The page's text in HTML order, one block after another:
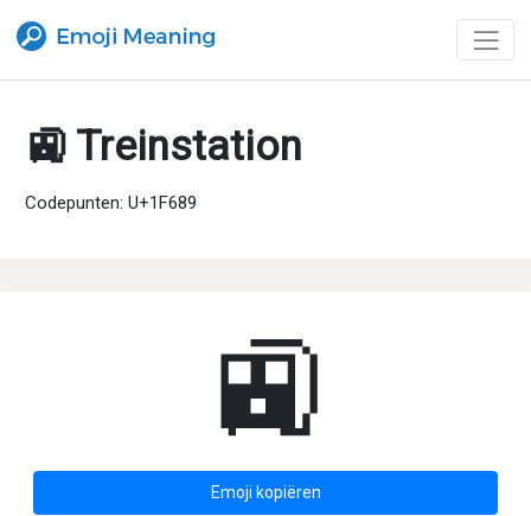
🚉 Treinstation
Codepunten: U+1F689
🚉
Emoji kopiëren